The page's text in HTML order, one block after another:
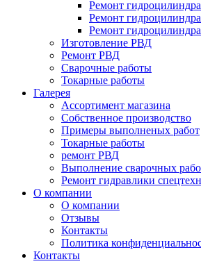
Ремонт
Ремонт гидроцилиндра
Ремонт гидроцилиндра
Изготовление РВД
Ремонт РВД
Сварочные работы
Токарные работы
Галерея
Ассортимент магазина
Собственное производство
Примеры выполненых работ
Токарные работы
ремонт РВД
Выполнение сварочных
Ремонт гидравлики
О компании
О компании
Отзывы
Контакты
Политика
Контакты